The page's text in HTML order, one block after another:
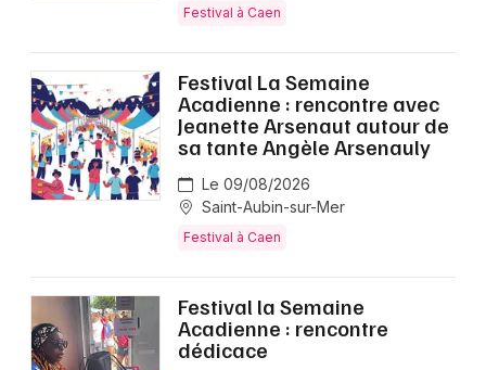
Festival à Caen
Festival La Semaine
Acadienne : rencontre avec
Jeanette Arsenaut autour de
sa tante Angèle Arsenauly
Le 09/08/2026
Saint-Aubin-sur-Mer
Festival à Caen
Festival la Semaine
Acadienne : rencontre
dédicace